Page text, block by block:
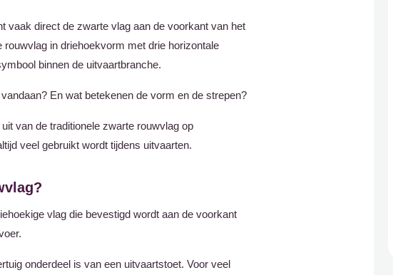
vaak direct de zwarte vlag aan de voorkant van het
in driehoekvorm met drie horizontale
binnen de uitvaartbranche.
En wat betekenen de vorm en de strepen?
van de traditionele zwarte rouwvlag op
veel gebruikt wordt tijdens uitvaarten.
vlag die bevestigd wordt aan de voorkant
onderdeel is van een uitvaartstoet. Voor veel